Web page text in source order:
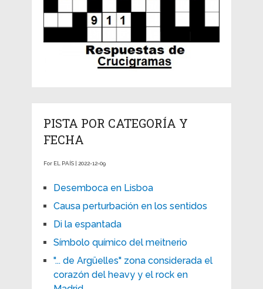
PISTA POR CATEGORÍA Y
FECHA
For EL PAÍS | 2022-12-09
Desemboca en Lisboa
Causa perturbación en los sentidos
Di la espantada
Símbolo químico del meitnerio
"... de Argüelles" zona considerada el
corazón del heavy y el rock en